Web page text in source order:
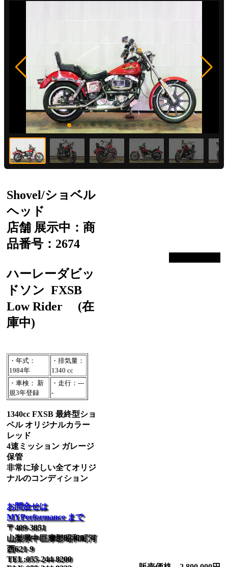
Shovel/ショベル
ヘッド
店舗 展示中：商
品番号：2674
ハーレーダビッ
ドソン FXSB
Low Rider
(在
庫中)
・年式：
1984年
・排気量：
1340 cc
・車検： 新
規3年登録
・走行：---
-
1340cc FXSB 最終型ショ
ベル オリジナルカラー
レッド
4速ミッション ガレージ
保管
非常に珍しい全てオリジ
ナルのコンディション
お問合せは
MYPerformance まで
〒409-3851
山梨県中巨摩郡昭和町河
西621-9
TEL:055-244-8200